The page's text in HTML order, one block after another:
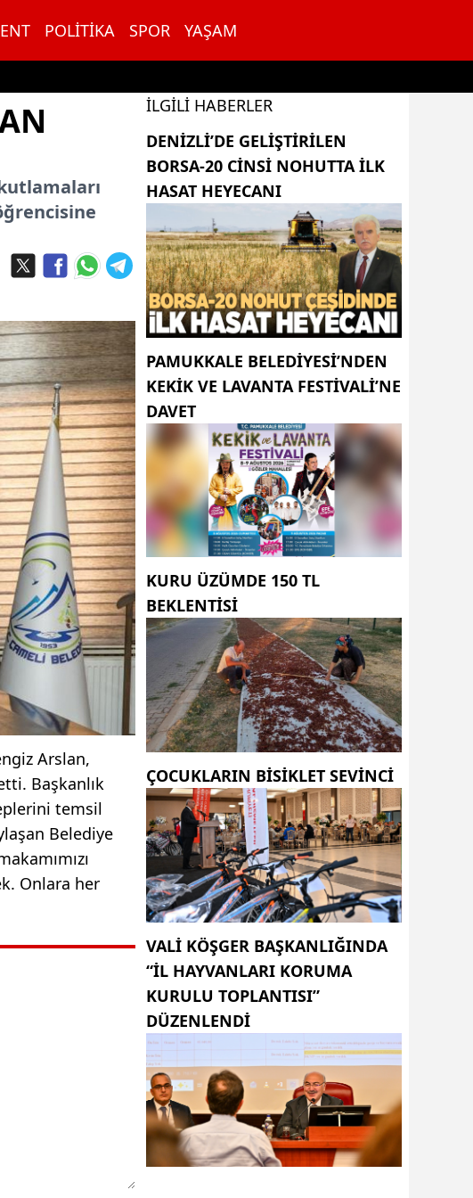
POLITIKA SPOR YAŞAM
Arslan,
Başkanlık
temsil
Belediye
Onlara her
İLGILI HABERLER
DENIZLI’DE GELIŞTIRILEN
BORSA-20 CINSI NOHUTTA ILK
HASAT HEYECANI
PAMUKKALE BELEDIYESI’NDEN
KEKIK VE LAVANTA FESTIVALI’NE
DAVET
KURU ÜZÜMDE 150 TL
BEKLENTISI
ÇOCUKLARIN BISIKLET SEVINCI
VALI KÖŞGER BAŞKANLIĞINDA
“İL HAYVANLARI KORUMA
KURULU TOPLANTISI”
DÜZENLENDI